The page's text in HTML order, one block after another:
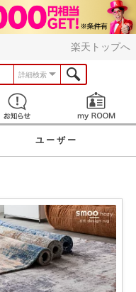
楽天トップへ
詳細検索
る お知らせ
ユーザー